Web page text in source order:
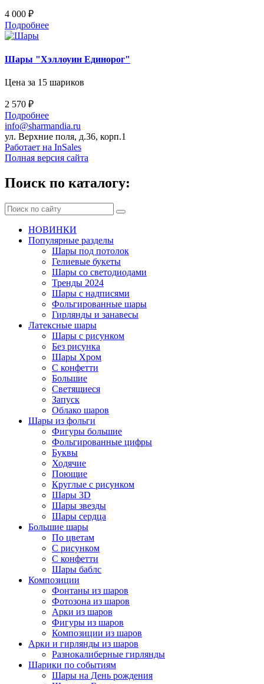
4 000 ₽
Подробнее
Шары "Хэллоуин Единорог"
Цена за 15 шариков
2 570 ₽
Подробнее
info@sharmandia.ru
ул. Верхние поля, д.36, корп.1
Работает на InSales
Полная версия сайта
Поиск по каталогу:
НОВИНКИ
Популярные разделы
Шары под потолок
Гелиевые букеты
Шары со светодиодами
Тренды 2024
Шары с надписями
Фольгированные шары
Гирлянды и занавесы
Латексные шары
Шары с рисунком
Без рисунка
Шары Хром
C конфетти
Большие
Светящиеся
Запуск
Облако шаров
Шары из фольги
Фигуры большие
Фольгированные цифры
Буквы
Ходячие
Поющие
Круглые с рисунком
Шары 3D
Шары звезды
Шары сердца
Большие шары
По цветам
С рисунком
С конфетти
Шары баблс
Композиции
Фонтаны из шаров
Фотозона из шаров
Арки из шаров
Фигуры из шаров
Композиции из шаров
Арки и гирлянды из шаров
Разнокалиберные гирлянды
Шарики по событиям
Шары на День рождения